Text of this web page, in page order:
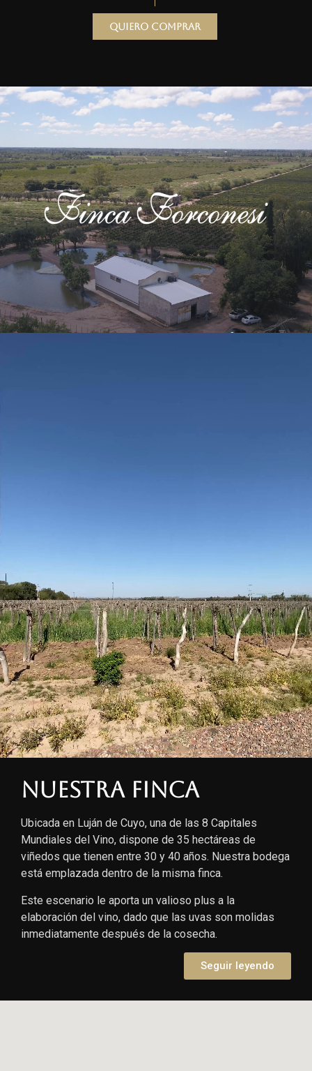
Quiero comprar
Nuestra finca
Ubicada en Luján de Cuyo, una de las 8 Capitales
Mundiales del Vino, dispone de 35 hectáreas de
viñedos que tienen entre 30 y 40 años. Nuestra bodega
está emplazada dentro de la misma finca.
Este escenario le aporta un valioso plus a la
elaboración del vino, dado que las uvas son molidas
inmediatamente después de la cosecha.
Seguir leyendo